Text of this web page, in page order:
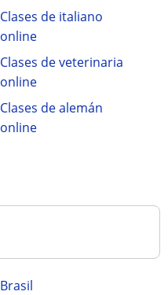
Clases de italiano
online
Clases de veterinaria
online
Clases de alemán
online
Brasil